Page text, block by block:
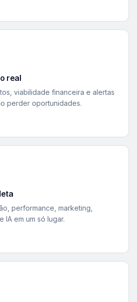
real
viabilidade financeira e alertas
perder oportunidades.
performance, marketing,
IA em um só lugar.